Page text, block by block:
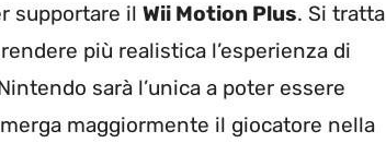
supportare il Wii Motion Plus. Si tratta
più realistica l’esperienza di
sarà l’unica a poter essere
maggiormente il giocatore nella